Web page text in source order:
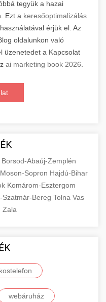
tegyük a hazai
Ezt a keresőoptimalizálás
érjük el. Az
oldalunkon való
üzenetedet a Kapcsolat
ai marketing book 2026
Borsod-Abaúj-Zemplén
Sopron Hajdú-Bihar
Komárom-Esztergom
Szatmár-Bereg Tolna Vas
Zala
webáruház